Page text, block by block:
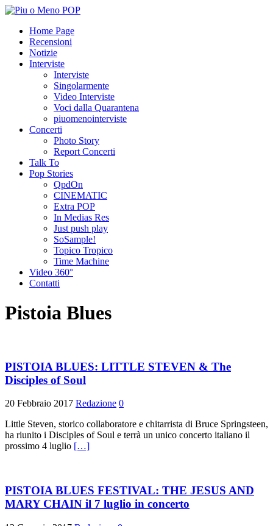
Home Page
Recensioni
Notizie
Interviste
Interviste
Singolarmente
Video Interviste
Voci dalla Quarantena
piuomenointerviste
Concerti
Photo Story
Report Concerti
Talk To
Pop Stories
QpdOn
CINEMATIC
Extra POP
In Medias Res
Just push play
SoSample!
Topico Tropico
Time Machine
Video 360°
Contatti
Pistoia Blues
PISTOIA BLUES: LITTLE STEVEN & The
Disciples of Soul
20 Febbraio 2017 Redazione 0
Little Steven, storico collaboratore e chitarrista di Bruce Springsteen,
ha riunito i Disciples of Soul e terrà un unico concerto italiano il
prossimo 4 luglio […]
PISTOIA BLUES FESTIVAL: THE JESUS AND
MARY CHAIN il 7 luglio in concerto